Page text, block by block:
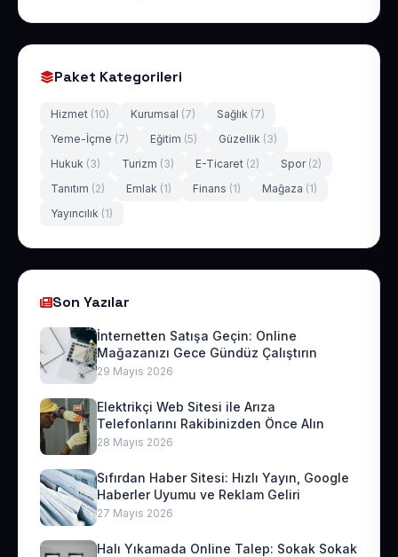
Paket Kategorileri
Hizmet (10) Kurumsal (7) Sağlık (7)
Yeme-İçme (7) Eğitim (5) Güzellik (3)
Hukuk (3) Turizm (3) E-Ticaret (2) Spor (2)
Tanıtım (2) Emlak (1) Finans (1) Mağaza (1)
Yayıncılık (1)
Son Yazılar
İnternetten Satışa Geçin: Online
Mağazanızı Gece Gündüz Çalıştırın
29 Mayıs 2026
Elektrikçi Web Sitesi ile Arıza
Telefonlarını Rakibinizden Önce Alın
28 Mayıs 2026
Sıfırdan Haber Sitesi: Hızlı Yayın, Google
Haberler Uyumu ve Reklam Geliri
27 Mayıs 2026
Halı Yıkamada Online Talep: Sokak Sokak